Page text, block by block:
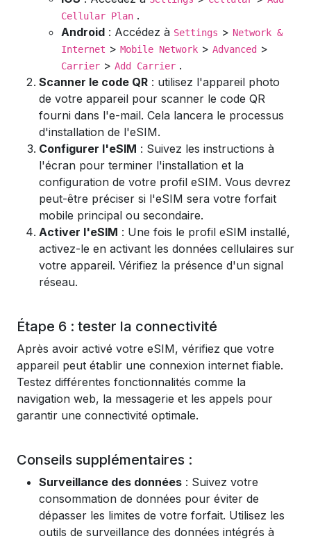
Cellular Plan .
Android : Accédez à Settings > Network &
Internet > Mobile Network > Advanced >
Carrier > Add Carrier .
Scanner le code QR : utilisez l'appareil photo
de votre appareil pour scanner le code QR
fourni dans l'e-mail. Cela lancera le processus
d'installation de l'eSIM.
Configurer l'eSIM : Suivez les instructions à
l'écran pour terminer l'installation et la
configuration de votre profil eSIM. Vous devrez
peut-être préciser si l'eSIM sera votre forfait
mobile principal ou secondaire.
Activer l'eSIM : Une fois le profil eSIM installé,
activez-le en activant les données cellulaires sur
votre appareil. Vérifiez la présence d'un signal
réseau.
Étape 6 : tester la connectivité
Après avoir activé votre eSIM, vérifiez que votre
appareil peut établir une connexion internet fiable.
Testez différentes fonctionnalités comme la
navigation web, la messagerie et les appels pour
garantir une connectivité optimale.
Conseils supplémentaires :
Surveillance des données : Suivez votre
consommation de données pour éviter de
dépasser les limites de votre forfait. Utilisez les
outils de surveillance des données intégrés à